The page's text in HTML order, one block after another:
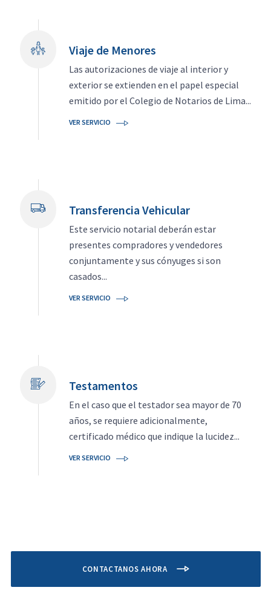
Viaje de Menores
Las autorizaciones de viaje al interior y
exterior se extienden en el papel especial
emitido por el Colegio de Notarios de Lima...
VER SERVICIO
Transferencia Vehicular
Este servicio notarial deberán estar
presentes compradores y vendedores
conjuntamente y sus cónyuges si son
casados...
VER SERVICIO
Testamentos
En el caso que el testador sea mayor de 70
años, se requiere adicionalmente,
certificado médico que indique la lucidez...
VER SERVICIO
CONTACTANOS AHORA